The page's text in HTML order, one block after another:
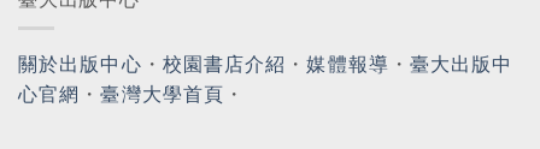
關於出版中心 ・ 校園書店介紹 ・媒體報導 ・ 臺大出版中
心官網 ・臺灣大學首頁 ・